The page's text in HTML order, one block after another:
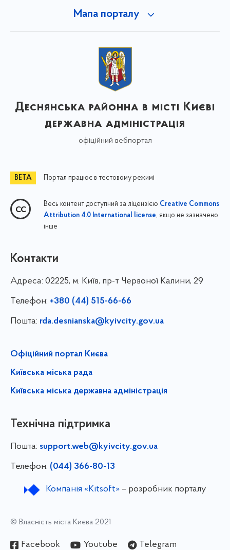
Мапа порталу
Деснянська районна в місті Києві
державна адміністрація
офіційний вебпортал
Портал працює в тестовому режимі
Весь контент доступний за ліцензією Creative Commons
Attribution 4.0 International license, якщо не зазначено
інше
Контакти
Адреса: 02225, м. Київ, пр-т Червоної Калини, 29
Телефон: +380 (44) 515-66-66
Пошта: rda.desnianska@kyivcity.gov.ua
Офіційний портал Києва
Київська міська рада
Київська міська державна адміністрація
Технічна підтримка
Пошта: support.web@kyivcity.gov.ua
Телефон: (044) 366-80-13
Компанія «Kitsoft»– розробник порталу
© Власність міста Києва 2021
Facebook Youtube Telegram